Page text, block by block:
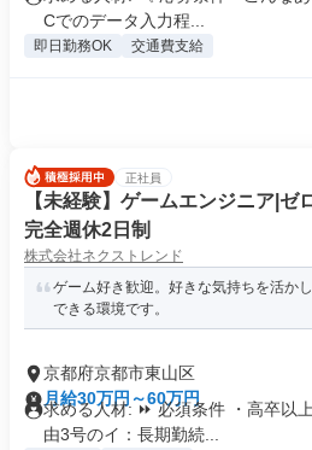
Cでのデータ入力程...
即日勤務OK 交通費支給
正社員
【未経験】ゲームエンジニア|ゼ
完全週休2日制
株式会社ネクストレンド
ゲーム好き歓迎。好きな気持ちを活か
できる環境です。
京都府京都市東山区
月給30万円～60万円
求める人材: ⏩ 必須条件 ・高卒以
由3号のイ：長期勤続...